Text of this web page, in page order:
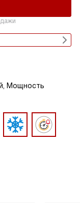
Мощность